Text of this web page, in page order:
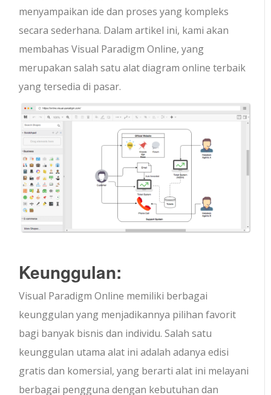
menyampaikan ide dan proses yang kompleks
secara sederhana. Dalam artikel ini, kami akan
membahas Visual Paradigm Online, yang
merupakan salah satu alat diagram online terbaik
yang tersedia di pasar.
Keunggulan:
Visual Paradigm Online memiliki berbagai
keunggulan yang menjadikannya pilihan favorit
bagi banyak bisnis dan individu. Salah satu
keunggulan utama alat ini adalah adanya edisi
gratis dan komersial, yang berarti alat ini melayani
berbagai pengguna dengan kebutuhan dan